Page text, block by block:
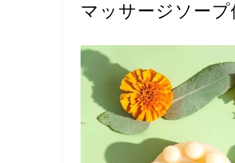
マッサージソー